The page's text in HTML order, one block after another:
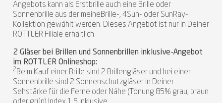
Angebots kann als Erstbrille auch eine Brille oder
Sonnenbrille aus der meineBrille-, 4Sun- oder SunRay-
Kollektion gewählt werden. Dieses Angebot ist nur in Deiner
ROTTLER Filiale erhältlich.
2 Gläser bei Brillen und Sonnenbrillen inklusive-Angebot
im ROTTLER Onlineshop:
2 Beim Kauf einer Brille sind 2 Brillengläser und bei einer
Sonnenbrille sind 2 Sonnenschutzgläser in Deiner
Sehstärke für die Ferne oder Nähe (Tönung 85% grau, braun